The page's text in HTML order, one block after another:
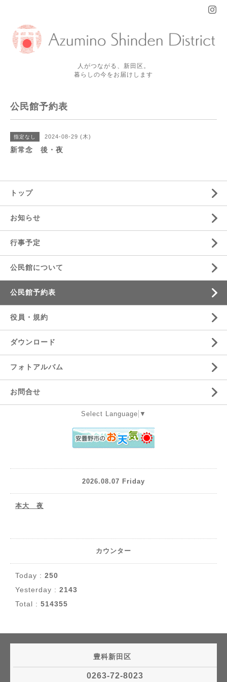
人がつながる、新田区。
暮らしの今をお届けします
公民館予約表
指定なし 2024-08-29 (木)
新常念 後・夜
トップ
お知らせ
行事予定
公民館について
公民館予約表
役員・規約
ダウンロード
フォトアルバム
お問合せ
Select Language ▼
2026.08.07 Friday
本大 夜
カウンター
Today : 250
Yesterday : 2143
Total : 514355
豊科新田区
0263-72-8023